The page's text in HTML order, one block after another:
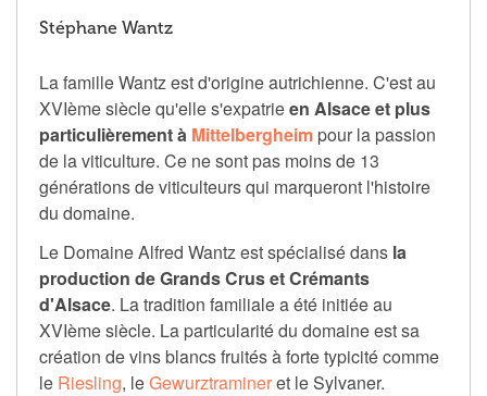
Stéphane Wantz
La famille Wantz est d'origine autrichienne. C'est au
XVIème siècle qu'elle s'expatrieen Alsace et plus
particulièrement à Mittelbergheim pour la passion
de la viticulture. Ce ne sont pas moins de 13
générations de viticulteurs qui marqueront l'histoire
du domaine.
Le Domaine Alfred Wantz est spécialisé dans la
production de Grands Crus et Crémants
d'Alsace. La tradition familiale a été initiée au
XVIème siècle. La particularité du domaine est sa
création de vins blancs fruités à forte typicité comme
le Riesling, leGewurztramineret le Sylvaner.